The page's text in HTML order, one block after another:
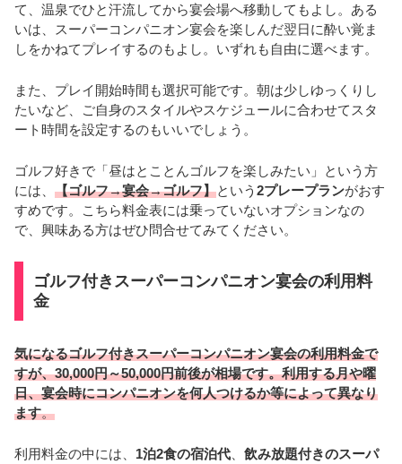
て、温泉でひと汗流してから宴会場へ移動してもよし。ある
いは、スーパーコンパニオン宴会を楽しんだ翌日に酔い覚ま
しをかねてプレイするのもよし。いずれも自由に選べます。
また、プレイ開始時間も選択可能です。朝は少しゆっくりし
たいなど、ご自身のスタイルやスケジュールに合わせてスタ
ート時間を設定するのもいいでしょう。
ゴルフ好きで「昼はとことんゴルフを楽しみたい」という方
には、 【ゴルフ→宴会→ゴルフ】という 2プレープランがおす
すめです。こちら料金表には乗っていないオプションなの
で、興味ある方はぜひ問合せてみてください。
ゴルフ付きスーパーコンパニオン宴会の利用料
金
気になるゴルフ付きスーパーコンパニオン宴会の利用料金で
すが、30,000円～50,000円前後が相場です。利用する月や曜
日、宴会時にコンパニオンを何人つけるか等によって異なり
ます。
利用料金の中には、 1泊2食の宿泊代
飲み放題付きのスーパ